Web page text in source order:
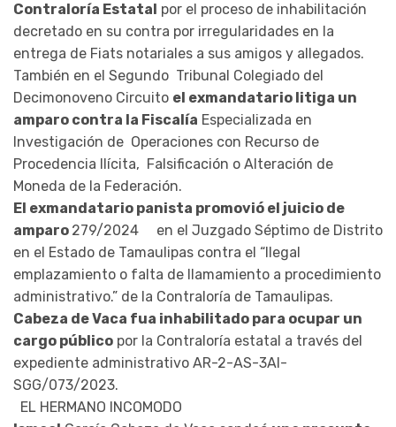
Contraloría Estatal por el proceso de inhabilitación
decretado en su contra por irregularidades en la
entrega de Fiats notariales a sus amigos y allegados.
También en el Segundo Tribunal Colegiado del
Decimonoveno Circuito el exmandatario litiga un
amparo contra la Fiscalía Especializada en
Investigación de Operaciones con Recurso de
Procedencia Ilícita, Falsificación o Alteración de
Moneda de la Federación.
El exmandatario panista promovió el juicio de
amparo 279/2024 en el Juzgado Séptimo de Distrito
en el Estado de Tamaulipas contra el “Ilegal
emplazamiento o falta de llamamiento a procedimiento
administrativo.” de la Contraloría de Tamaulipas.
Cabeza de Vaca fua inhabilitado para ocupar un
cargo público por la Contraloría estatal a través del
expediente administrativo AR-2-AS-3AI-
SGG/073/2023.
EL HERMANO INCOMODO